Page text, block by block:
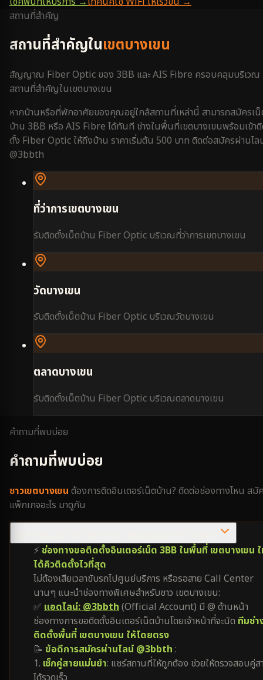
สถานที่สำคัญ
สถานที่สำคัญในเขตบางเขน
สัญญาณ Fiber Optic ของ 3BB และ AIS Fibre ครอบคลุมบริเวณ
สถานที่สำคัญในเขตบางเขน
หากบ้านหรือที่พักอาศัยของคุณอยู่ใกล้สถานที่เหล่านี้ สามารถสมัครเ
บ้าน 3BB หรือ AIS Fibre ได้ทันที ช่างในพื้นที่เขตบางเขนพร้อมเข้า
ตั้ง Fiber Optic ให้ถึงบ้าน ราคาเริ่มต้น 500 บาท ติดต่อสมัครผ่านไ
@3bbth
ที่ว่าการเขตบางเขน
รับติดตั้งเน็ตบ้าน Fiber Optic บริเวณที่ว่าการเขตบางเขน
วัดบางเขน
รับติดตั้งเน็ตบ้าน Fiber Optic บริเวณวัดบางเขน
ตลาดบางเขน
รับติดตั้งเน็ตบ้าน Fiber Optic บริเวณตลาดบางเขน
คำถามที่พบบ่อย
คำถามที่พบบ่อย
ชาวเขตบางเขน ต้องการติดอินเตอร์เน็ตบ้าน? ติดต่อช่องทางไหน สมั
แพ็กเกจอะไร มาดูกัน
⚡ ช่องทางขอติดตั้งอินเตอร์เน็ต 3BB ในพื้นที่ เขตบางเขน
ได้คิวติดตั้งไวที่สุด
ไม่ต้องเสียเวลาขับรถไปศูนย์บริการ หรือรอสาย Call Center
นานๆ แนะนำช่องทางพิเศษสำหรับชาว เขตบางเขน:
✅ แอดไลน์: @3bbth (Official Account) มี @ ด้านหน้า
ช่องทางการขอติดตั้งอินเตอร์เน็ตบ้านโดยเจ้าหน้าที่จะนัด ทีมช่า
ติดตั้งพื้นที่ เขตบางเขน ให้โดยตรง
📝 ข้อดีการสมัครผ่านไลน์ @3bbth :
1. เช็กคู่สายแม่นยำ: แชร์สถานที่ให้ถูกต้อง ช่วยให้ตรวจสอบคู่ส